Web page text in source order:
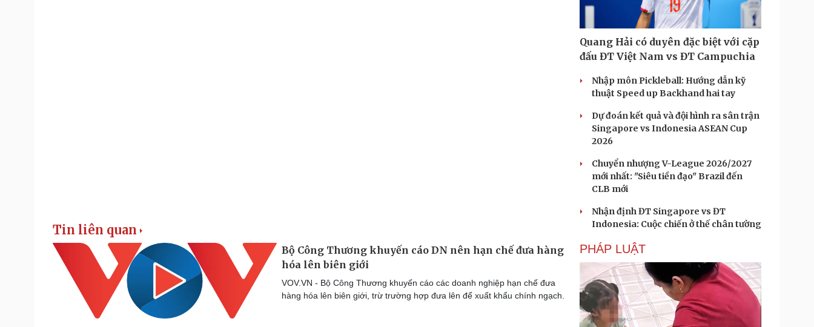
Tin liên quan
Bộ Công Thương khuyến cáo DN nên hạn chế đưa hàng
hóa lên biên giới
VOV.VN - Bộ Công Thương khuyến cáo các doanh nghiệp hạn chế đưa
hàng hóa lên biên giới, trừ trường hợp đưa lên để xuất khẩu chính ngạch.
Quang Hải có duyên đặc biệt với cặp
đấu ĐT Việt Nam vs ĐT Campuchia
Nhập môn Pickleball: Hướng dẫn kỹ
thuật Speed up Backhand hai tay
Dự đoán kết quả và đội hình ra sân trận
Singapore vs Indonesia ASEAN Cup
2026
Chuyển nhượng V-League 2026/2027
mới nhất: "Siêu tiền đạo" Brazil đến
CLB mới
Nhận định ĐT Singapore vs ĐT
Indonesia: Cuộc chiến ở thế chân tường
PHÁP LUẬT